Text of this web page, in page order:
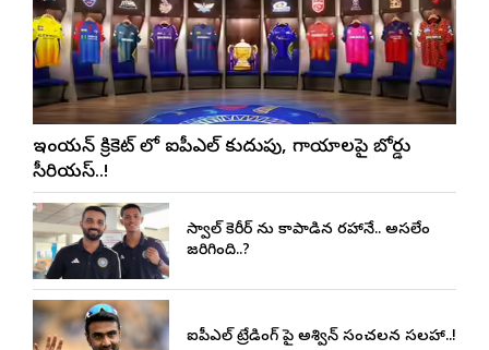
ఇండియన్ క్రికెట్ లో ఐపీఎల్ కుదుపు, గాయాలపై బోర్డు
సీరియస్..!
జైస్వాల్‌ కెరీర్ ను కాపాడిన రహానే.. అసలేం
జరిగింది..?
ఐపీఎల్ ట్రేడింగ్ పై అశ్విన్ సంచలన సలహా..!